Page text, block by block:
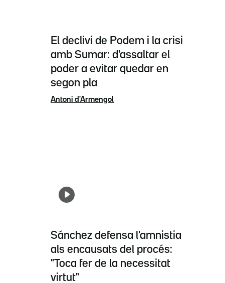
El declivi de Podem i la crisi
amb Sumar: d'assaltar el
poder a evitar quedar en
segon pla
Antoni d'Armengol
Sánchez defensa l'amnistia
als encausats del procés:
"Toca fer de la necessitat
virtut"